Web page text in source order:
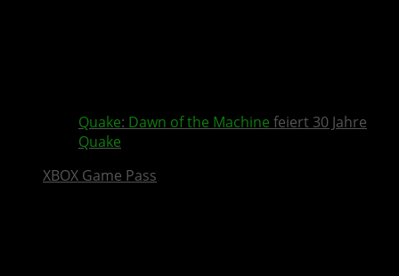
Quake: Dawn of the Machine feiert 30 Jahre
Quake
XBOX Game Pass